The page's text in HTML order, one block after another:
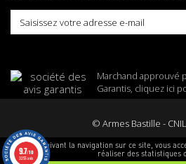
En poursuivant la navigation sur ce site, vous
réaliser des statistiques
Marchand approuvé
Garantis, cliquez ici
© Armes Bastille -
9.7/10
3255 avis